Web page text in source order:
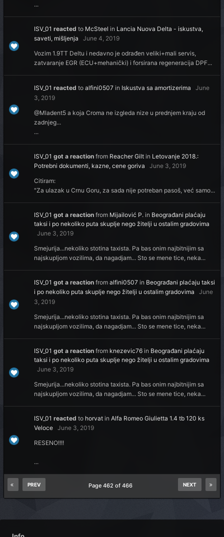
...
ISV_01 reacted to McSteel in Lancia Nuova Delta - iskustva,
saveti, mišljenja
June 4, 2019
Vozim 1.9TT Deltu i nedavno je odrađen veliki+mali servis,
zatvaranje EGR (ECU+mehanički) i forsirana regeneracija DPF...
ISV_01 reacted to alfini0507 in Iskustva sa amortizerima
June
3, 2019
@Mladent5 a koja Croma ne izgleda nize u prednjem kraju od
zadnjeg...
...
ISV_01 got a reaction from Reacher Gilt in Letovanje 2018.:
Potrebni dokumenti, kazne, cene goriva
June 3, 2019
Citiram:
"Za ulazak u Crnu Goru, za sada nije potreban pasoš, već samo...
ISV_01 got a reaction from Mijailović P. in Beograđani plaćaju
taksi i po nekoliko puta skuplje nego žitelji u ostalim gradovima
June 3, 2019
Smejurija...nekoliko stotina taxista. Pa bas onim najbitnijim sa
najskupljom vozilima, da nagadjam... Sto se mene tice, neka...
ISV_01 got a reaction from alfini0507 in Beograđani plaćaju taksi
i po nekoliko puta skuplje nego žitelji u ostalim gradovima
June
3, 2019
Smejurija...nekoliko stotina taxista. Pa bas onim najbitnijim sa
najskupljom vozilima, da nagadjam... Sto se mene tice, neka...
ISV_01 got a reaction from knezevic76 in Beograđani plaćaju
taksi i po nekoliko puta skuplje nego žitelji u ostalim gradovima
June 3, 2019
Smejurija...nekoliko stotina taxista. Pa bas onim najbitnijim sa
najskupljom vozilima, da nagadjam... Sto se mene tice, neka...
ISV_01 reacted to horvat in Alfa Romeo Giulietta 1.4 tb 120 ks
Veloce June 3, 2019
RESENO!!!!
...
PREV NEXT
Page 462 of 466